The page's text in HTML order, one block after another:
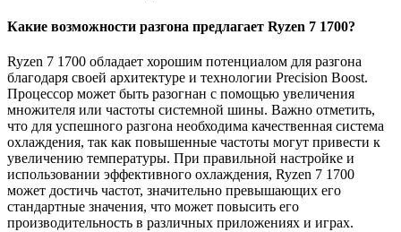
Какие возможности разгона предлагает Ryzen 7 1700?
Ryzen 7 1700 обладает хорошим потенциалом для разгона
благодаря своей архитектуре и технологии Precision Boost.
Процессор может быть разогнан с помощью увеличения
множителя или частоты системной шины. Важно отметить,
что для успешного разгона необходима качественная система
охлаждения, так как повышенные частоты могут привести к
увеличению температуры. При правильной настройке и
использовании эффективного охлаждения, Ryzen 7 1700
может достичь частот, значительно превышающих его
стандартные значения, что может повысить его
производительность в различных приложениях и играх.